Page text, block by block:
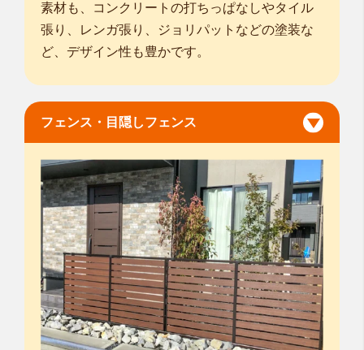
素材も、コンクリートの打ちっぱなしやタイル
張り、レンガ張り、ジョリパットなどの塗装な
ど、デザイン性も豊かです。
フェンス・目隠しフェンス